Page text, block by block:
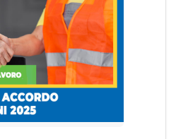
Corsi in
Nuovo…
Continua